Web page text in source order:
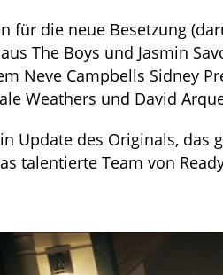
für die neue Besetzung
The Boys und Jasmin
Neve Campbells Sidney
Weathers und David
Update des Originals, das
talentierte Team von